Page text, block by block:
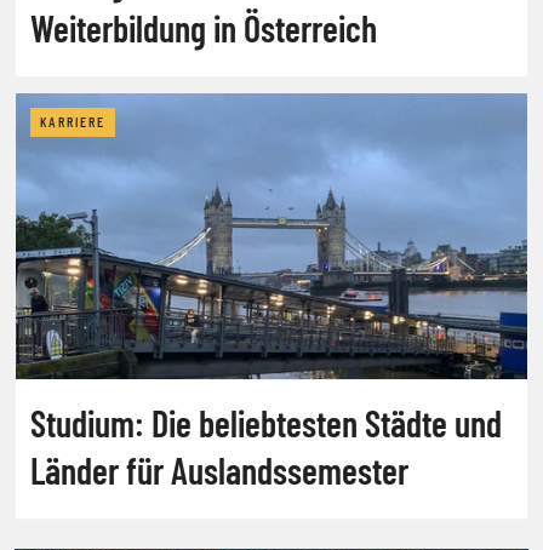
Weiterbildung in Österreich
KARRIERE
Studium: Die beliebtesten Städte und
Länder für Auslandssemester